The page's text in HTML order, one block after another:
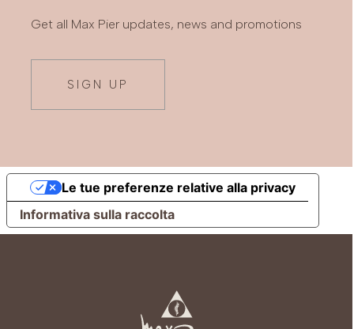
Get all Max Pier updates, news and promotions
SIGN UP
Informativa sulla raccolta
Le tue preferenze relative alla privacy